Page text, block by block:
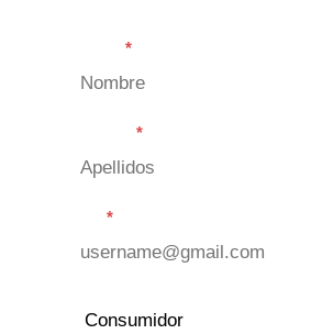
*
*
*